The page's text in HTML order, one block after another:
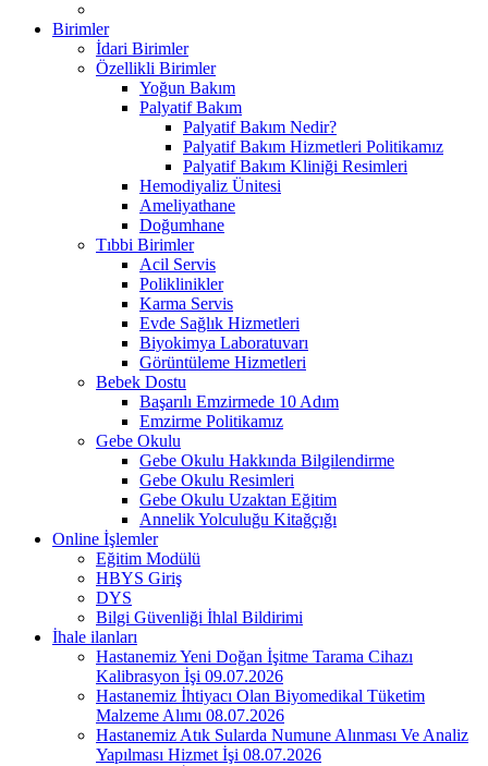
Birimler
İdari Birimler
Özellikli Birimler
Yoğun Bakım
Palyatif Bakım
Palyatif Bakım Nedir?
Palyatif Bakım Hizmetleri Politikamız
Palyatif Bakım Kliniği Resimleri
Hemodiyaliz Ünitesi
Ameliyathane
Doğumhane
Tıbbi Birimler
Acil Servis
Poliklinikler
Karma Servis
Evde Sağlık Hizmetleri
Biyokimya Laboratuvarı
Görüntüleme Hizmetleri
Bebek Dostu
Başarılı Emzirmede 10 Adım
Emzirme Politikamız
Gebe Okulu
Gebe Okulu Hakkında Bilgilendirme
Gebe Okulu Resimleri
Gebe Okulu Uzaktan Eğitim
Annelik Yolculuğu Kitağçığı
Online İşlemler
Eğitim Modülü
HBYS Giriş
DYS
Bilgi Güvenliği İhlal Bildirimi
İhale ilanları
Hastanemiz Yeni Doğan İşitme Tarama Cihazı
Kalibrasyon İşi 09.07.2026
Hastanemiz İhtiyacı Olan Biyomedikal Tüketim
Malzeme Alımı 08.07.2026
Hastanemiz Atık Sularda Numune Alınması Ve Analiz
Yapılması Hizmet İşi 08.07.2026